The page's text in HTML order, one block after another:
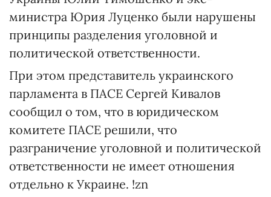
министра Юрия Луценко были нарушены
принципы разделения уголовной и
политической ответственности.
При этом представитель украинского
парламента в ПАСЕ Сергей Кивалов
сообщил о том, что в юридическом
комитете ПАСЕ решили, что
разграничение уголовной и политической
ответственности не имеет отношения
отдельно к Украине. !zn